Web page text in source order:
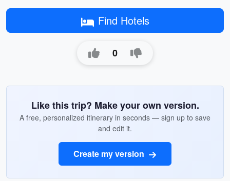
Find Hotels
0
Like this trip? Make your own version.
A free, personalized itinerary in seconds — sign up to save
and edit it.
Create my version